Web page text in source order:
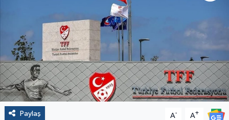
Paylaş A- A+
Sağlık
Spor
Yaşam
Çalışma Hayatı